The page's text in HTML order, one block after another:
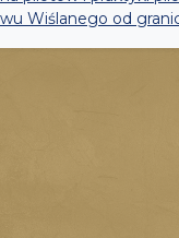
Wiślanego od